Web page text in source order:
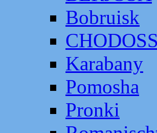
Bobruisk
Karabany
Pomosha
Pronki